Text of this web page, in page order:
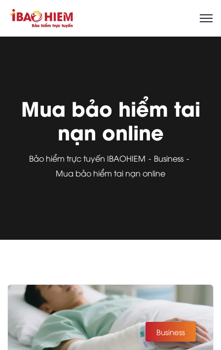
Mua bảo hiểm tai
nạn online
Bảo hiểm trực tuyến IBAOHIEM
Business
Mua bảo hiểm tai nạn online
Business